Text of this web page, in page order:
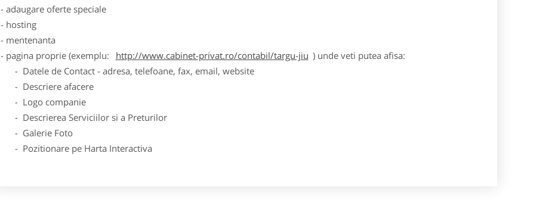
- adaugare oferte speciale
- hosting
- mentenanta
- pagina proprie (exemplu:
http://www.cabinet-privat.ro/contabil/targu-jiu ) unde veti putea afisa:
- Datele de Contact - adresa, telefoane, fax, email, website
- Descriere afacere
- Logo companie
- Descrierea Serviciilor si a Preturilor
- Galerie Foto
- Pozitionare pe Harta Interactiva